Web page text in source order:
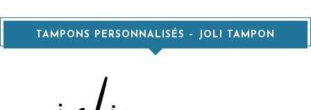
TAMPONS PERSONNALISÉS – JOLI TAMPON